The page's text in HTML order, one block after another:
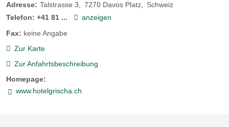
Adresse: Talstrasse 3 7270 Davos Platz
Schweiz
Telefon: +41 81 ...
anzeigen
Fax: keine Angabe
Zur Karte
Zur Anfahrtsbeschreibung
Homepage:
www.hotelgrischa.ch